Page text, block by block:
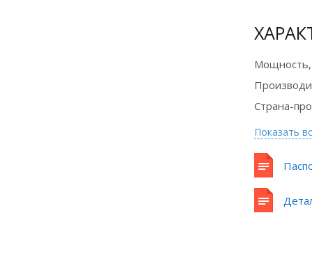
Мощность,
Страна-
Показать